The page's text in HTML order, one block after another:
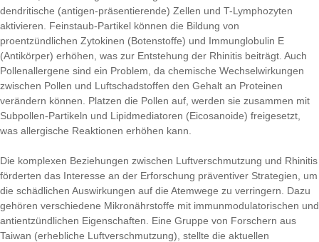
dendritische (antigen-präsentierende) Zellen und T-Lymphozyten
aktivieren. Feinstaub-Partikel können die Bildung von
proentzündlichen Zytokinen (Botenstoffe) und Immunglobulin E
(Antikörper) erhöhen, was zur Entstehung der Rhinitis beiträgt. Auch
Pollenallergene sind ein Problem, da chemische Wechselwirkungen
zwischen Pollen und Luftschadstoffen den Gehalt an Proteinen
verändern können. Platzen die Pollen auf, werden sie zusammen mit
Subpollen-Partikeln und Lipidmediatoren (Eicosanoide) freigesetzt,
was allergische Reaktionen erhöhen kann.
Die komplexen Beziehungen zwischen Luftverschmutzung und Rhinitis
förderten das Interesse an der Erforschung präventiver Strategien, um
die schädlichen Auswirkungen auf die Atemwege zu verringern. Dazu
gehören verschiedene Mikronährstoffe mit immunmodulatorischen und
antientzündlichen Eigenschaften. Eine Gruppe von Forschern aus
Taiwan (erhebliche Luftverschmutzung), stellte die aktuellen